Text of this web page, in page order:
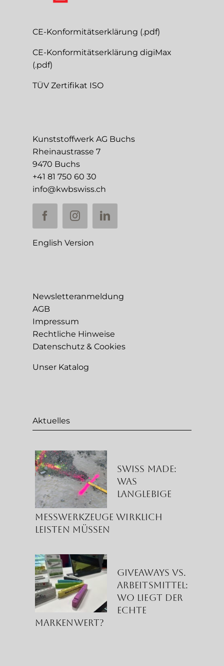
CE-Konformitätserklärung (.pdf)
CE-Konformitätserklärung digiMax
(.pdf)
TÜV Zertifikat ISO
Kunststoffwerk AG Buchs
Rheinaustrasse 7
9470 Buchs
+41 81 750 60 30
info@kwbswiss.ch
English Version
Newsletteranmeldung
AGB
Impressum
Rechtliche Hinweise
Datenschutz & Cookies
Unser Katalog
Aktuelles
Swiss Made:
Was
langlebige
Messwerkzeuge wirklich
leisten müssen
Giveaways vs.
Arbeitsmittel:
Wo liegt der
echte
Markenwert?